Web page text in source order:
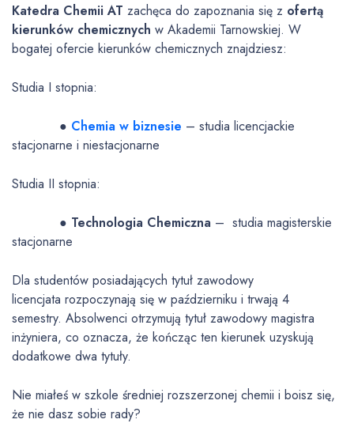
Katedra Chemii AT zachęca do zapoznania się z ofertą
kierunków chemicznych w Akademii Tarnowskiej. W
bogatej ofercie kierunków chemicznych znajdziesz:
Studia I stopnia:
● Chemia w biznesie – studia licencjackie
stacjonarne i niestacjonarne
Studia II stopnia:
● Technologia Chemiczna – studia magisterskie
stacjonarne
Dla studentów posiadających tytuł zawodowy
licencjata rozpoczynają się w październiku i trwają 4
semestry. Absolwenci otrzymują tytuł zawodowy magistra
inżyniera, co oznacza, że kończąc ten kierunek uzyskują
dodatkowe dwa tytuły.
Nie miałeś w szkole średniej rozszerzonej chemii i boisz się,
że nie dasz sobie rady?